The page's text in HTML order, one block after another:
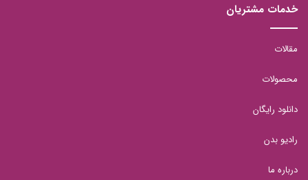
خدمات مشتریان
مقالات
محصولات
دانلود رایگان
رادیو بدن
درباره ما